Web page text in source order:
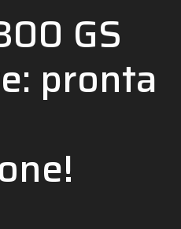
GS
pronta